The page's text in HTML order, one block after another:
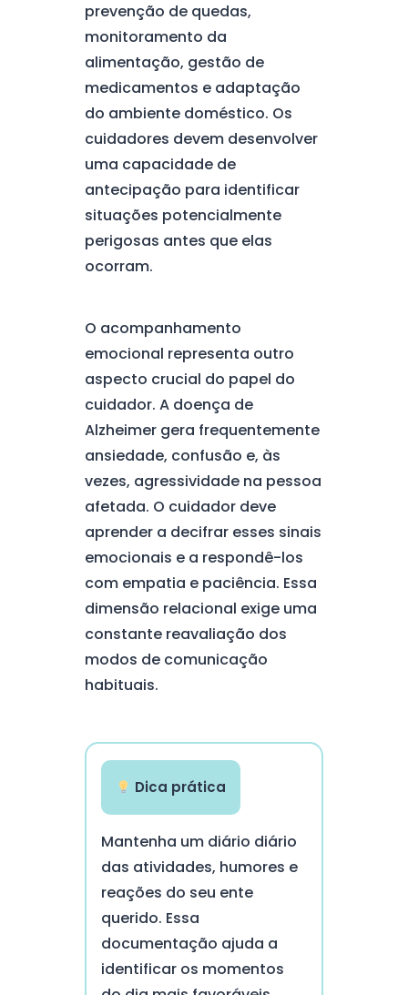
prevenção de quedas,
monitoramento da
alimentação, gestão de
medicamentos e adaptação
do ambiente doméstico. Os
cuidadores devem desenvolver
uma capacidade de
antecipação para identificar
situações potencialmente
perigosas antes que elas
ocorram.
O acompanhamento
emocional representa outro
aspecto crucial do papel do
cuidador. A doença de
Alzheimer gera frequentemente
ansiedade, confusão e, às
vezes, agressividade na pessoa
afetada. O cuidador deve
aprender a decifrar esses sinais
emocionais e a respondê-los
com empatia e paciência. Essa
dimensão relacional exige uma
constante reavaliação dos
modos de comunicação
habituais.
Dica prática
Mantenha um diário diário
das atividades, humores e
reações do seu ente
querido. Essa
documentação ajuda a
identificar os momentos